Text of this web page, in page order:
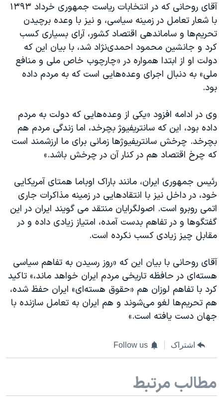
آقای روحانی که در انتخابات ریاست جمهوری خرداد ۱۳۹۳
با شعار تعامل در زمینه سیاسی، و نیز با وعده برچیدن
تحریم‌ها و ساماندهی اقتصاد کشور، آرای بسیاری کسب
کرد و جانشین محمود احمدی‌نژاد شد، با بیان این که
دولت او از ابتدا همواره در «چارچوب خاص ملی و منافع
ملی» به دنبال اجرای وعده‌هایی است که به مردم داده
بود.
وی در ادامه افزود «یکی از وعده‌هایی که دولت به مردم
داده بود، این که سانتریفیو‍ژ‍ بچرخد، اما زندگی مردم هم
بچرخد. چرخش سانتریفیوژها زمانی برای ما ارزشمند است
که چرخ اقتصاد هم در کنار آن در چرخش باشد.»
رئیس جمهوری ایران، مانند باراک اوباما همتای آمریکایی
خود، در داخل نیز با انتقادهایی در زمینه مذاکرات جاری
اتمی روبرو است. اصولگرایان منتقد می گویند ایران در این
گفتگوها و در تفاهم بدست آمده، امتیاز زیادی داده و در
مقابل چیز زیادی کسب نکرده است.
آقای روحانی با بیان این که «روز رسیدن به تفاهم سیاسی
هسته‌ای در حافظه تاریخی مردم ایران خواهد ماند،» تاکید
کرد با تفاهم لوزان هم «حقوق هسته‌ای» ایران حفظ شده،
هم تحریم‌ها لغو می‌شوند و هم ایران به تعامل سازنده با
جهان دست یافته است.»
اشتراک Follow us
مطالب مرتبط